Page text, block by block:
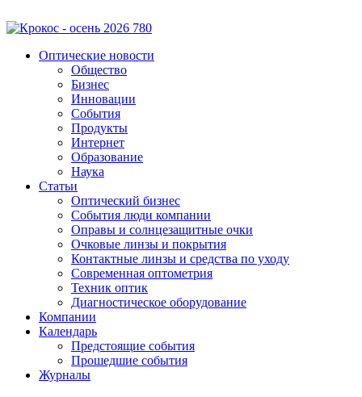
Оптические новости
Общество
Бизнес
Инновации
События
Продукты
Интернет
Образование
Наука
Статьи
Оптический бизнес
События люди компании
Оправы и солнцезащитные очки
Очковые линзы и покрытия
Контактные линзы и средства по уходу
Современная оптометрия
Техник оптик
Диагностическое оборудование
Компании
Календарь
Предстоящие события
Прошедшие события
Журналы